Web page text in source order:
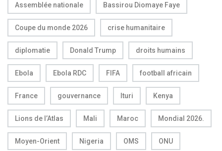
Assemblée nationale Bassirou Diomaye Faye
Coupe du monde 2026 crise humanitaire
diplomatie Donald Trump droits humains
Ebola Ebola RDC FIFA football africain
France gouvernance Ituri Kenya
Lions de l’Atlas Mali Maroc Mondial 2026.
Moyen-Orient Nigeria OMS ONU